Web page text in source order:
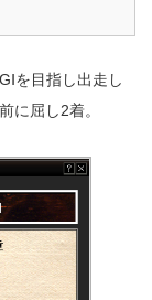
を目指し出走し
に屈し2着。